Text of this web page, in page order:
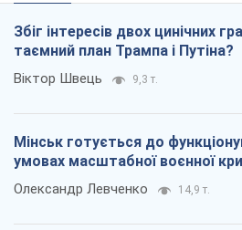
Збіг інтересів двох цинічних
таємний план Трампа і Путіна?
Віктор Швець 9,3 т.
Мінськ готується до
умовах масштабної воєнної
Олександр Левченко 14,9 т.